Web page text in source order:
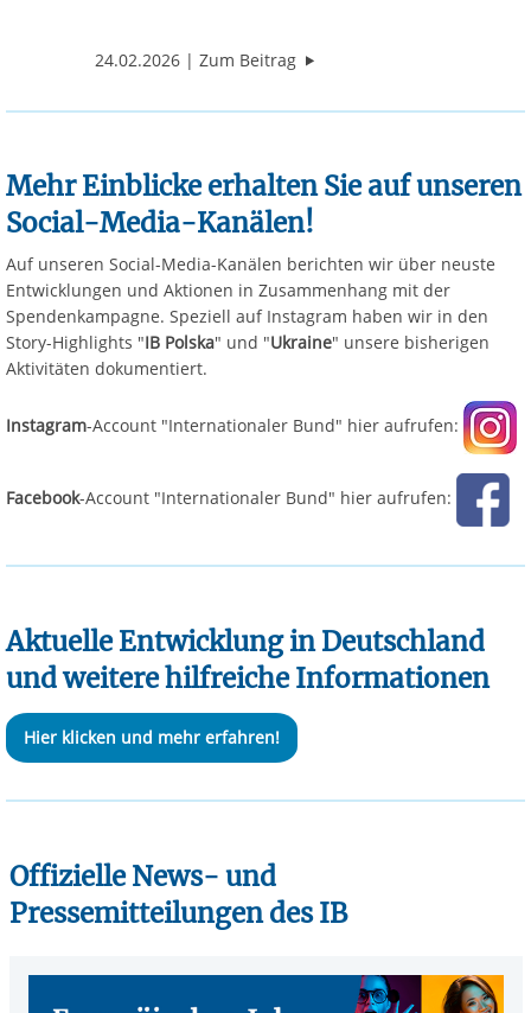
24.02.2026 Zum Beitrag "Vier Jahre Krieg:
Mehr Einblicke erhalten Sie auf unseren
Social-Media-Kanälen!
Auf unseren Social-Media-Kanälen berichten wir über neuste
Entwicklungen und Aktionen in Zusammenhang mit der
Spendenkampagne. Speziell auf Instagram haben wir in den
Story-Highlights "IB Polska" und "Ukraine" unsere bisherigen
Aktivitäten dokumentiert.
Instagram-Account "Internationaler Bund" hier aufrufen:
Facebook-Account "Internationaler Bund" hier aufrufen:
Aktuelle Entwicklung in Deutschland
und weitere hilfreiche Informationen
Hier klicken und mehr erfahren!
Offizielle News- und
Pressemitteilungen des IB